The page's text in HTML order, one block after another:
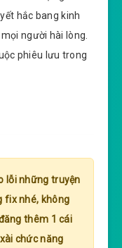
hắc bang kinh
người hài lòng.
phiêu lưu trong
lỗi những truyện
fix nhé, không
thêm 1 cái
chức năng